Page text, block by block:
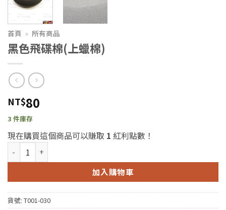
首頁 » 所有商品
黑色飛碟棉(上蠟棉)
NT$80
3 件庫存
現在購買這個商品可以賺取 1 紅利點數！
黑色飛碟棉(上蠟棉) 數量
加入購物車
貨號: T001-030